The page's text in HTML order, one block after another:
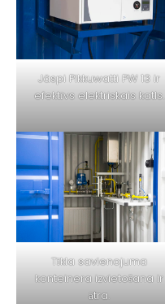
Jäspi Pikkuwatti PW 13 ir
efektīvs elektriskais katls.
Tīkla savienojuma
konteinera izvietošana ir
ātra.